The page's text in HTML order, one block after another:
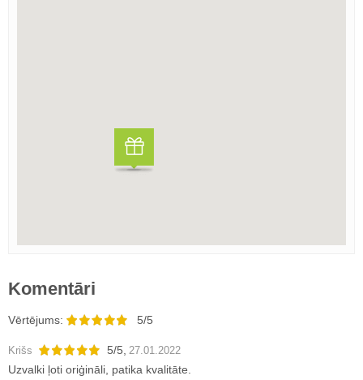
Komentāri
Vērtējums: 5/5
Krišs 5/5 27.01.2022
Uzvalki ļoti oriģināli, patika kvalitāte.